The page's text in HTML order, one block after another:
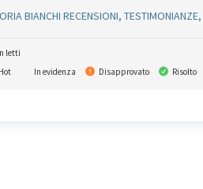
BIANCHI RECENSIONI,
letti
Hot In evidenza Disapprovato Risolto